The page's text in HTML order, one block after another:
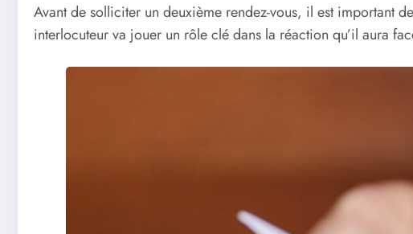
Avant de solliciter un deuxième rendez-vous, il est important
interlocuteur va jouer un rôle clé dans la réaction qu’il aura